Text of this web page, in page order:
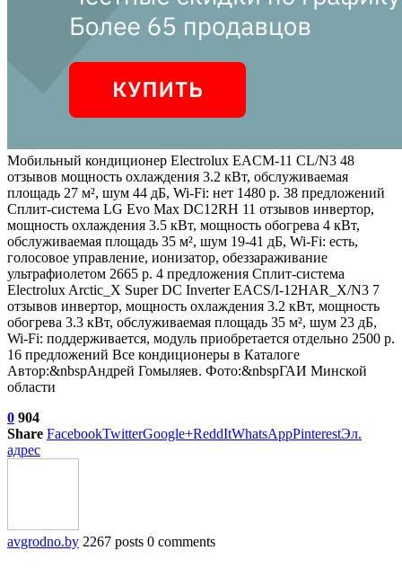
Мобильный кондиционер Electrolux EACM-11 CL/N3 48
отзывов мощность охлаждения 3.2 кВт, обслуживаемая
площадь 27 м², шум 44 дБ, Wi-Fi: нет 1480 р. 38 предложений
Сплит-система LG Evo Max DC12RH 11 отзывов инвертор,
мощность охлаждения 3.5 кВт, мощность обогрева 4 кВт,
обслуживаемая площадь 35 м², шум 19-41 дБ, Wi-Fi: есть,
голосовое управление, ионизатор, обеззараживание
ультрафиолетом 2665 р. 4 предложения Сплит-система
Electrolux Arctic_X Super DC Inverter EACS/I-12HAR_X/N3 7
отзывов инвертор, мощность охлаждения 3.2 кВт, мощность
обогрева 3.3 кВт, обслуживаемая площадь 35 м², шум 23 дБ,
Wi-Fi: поддерживается, модуль приобретается отдельно 2500 р.
16 предложений Все кондиционеры в Каталоге
Автор:&nbspАндрей Гомыляев. Фото:&nbspГАИ Минской
области
0 904
Share FacebookTwitterGoogle+ReddItWhatsAppPinterestЭл.
адрес
avgrodno.by 2267 posts 0 comments